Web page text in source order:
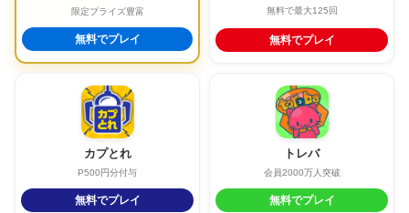
限定プライズ豊富
無料でプレイ
無料で最大125回
無料でプレイ
カプとれ
P500円分付与
無料でプレイ
トレバ
会員2000万人突破
無料でプレイ